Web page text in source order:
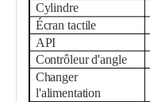
Cylindre
Écran tactile
API
Contrôleur d'angle
Changer
l'alimentation